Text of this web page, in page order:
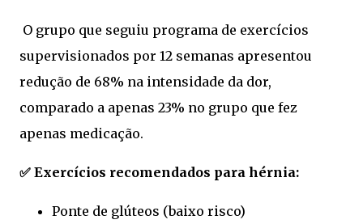
O grupo que seguiu programa de exercícios
supervisionados por 12 semanas apresentou
redução de 68% na intensidade da dor,
comparado a apenas 23% no grupo que fez
apenas medicação.
✅ Exercícios recomendados para hérnia:
Ponte de glúteos (baixo risco)